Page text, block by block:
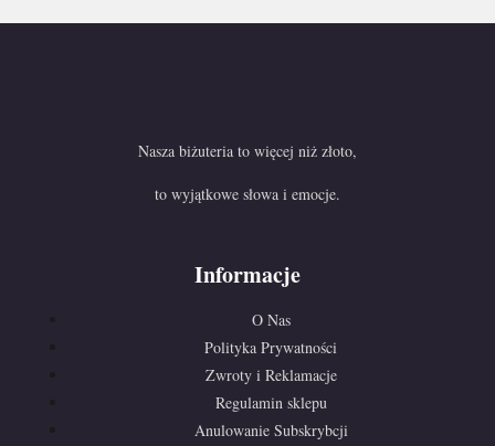
Nasza biżuteria to więcej niż złoto,
to wyjątkowe słowa i emocje.
Informacje
O Nas
Polityka Prywatności
Zwroty i Reklamacje
Regulamin sklepu
Anulowanie Subskrybcji